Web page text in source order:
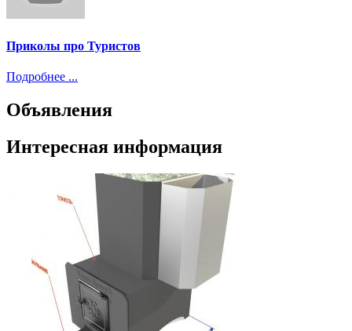
Приколы про Туристов
Подробнее ...
Объявления
Интересная информация